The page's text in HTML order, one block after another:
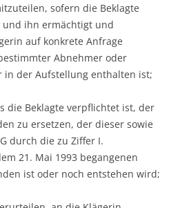
sofern die Beklagte
und ihn ermächtigt und
auf konkrete Anfrage
Abnehmer oder
in der Aufstellung enthalten ist;
die Beklagte verpflichtet ist, der
zu ersetzen, der dieser sowie
durch die zu Ziffer I.
21. Mai 1993 begangenen
ist oder noch entstehen wird;